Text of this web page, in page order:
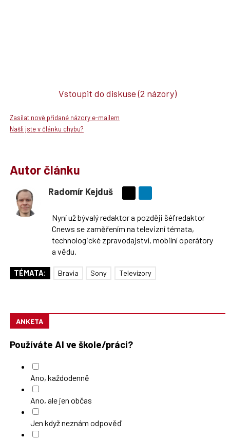
Vstoupit do diskuse(2 názory)
Zasílat nově přidané názory e-mailem
Našli jste v článku chybu?
Autor článku
Radomír Kejduš
síti
X
Nyní už bývalý redaktor a později šéfredaktor
Cnews se zaměřením na televizní témata,
technologické zpravodajství, mobilní operátory
a vědu.
TÉMATA: Bravia Sony Televizory
ANKETA
Používáte AI ve škole/práci?
Ano, každodenně
Ano, ale jen občas
Jen když neznám odpověď